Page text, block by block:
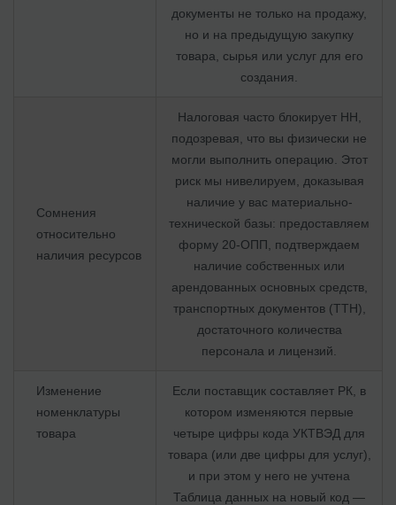
документы не только на продажу,
но и на предыдущую закупку
товара, сырья или услуг для его
создания.
Сомнения
относительно
наличия ресурсов
Налоговая часто блокирует НН,
подозревая, что вы физически не
могли выполнить операцию. Этот
риск мы нивелируем, доказывая
наличие у вас материально-
технической базы: предоставляем
форму 20-ОПП, подтверждаем
наличие собственных или
арендованных основных средств,
транспортных документов (ТТН),
достаточного количества
персонала и лицензий.
Изменение
номенклатуры
товара
Если поставщик составляет РК, в
котором изменяются первые
четыре цифры кода УКТВЭД для
товара (или две цифры для услуг),
и при этом у него не учтена
Таблица данных на новый код —